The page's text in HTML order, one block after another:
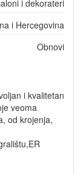
i dekorateri
i Hercegovina
Obnovi
i kvalitetan
veoma
od krojenja,